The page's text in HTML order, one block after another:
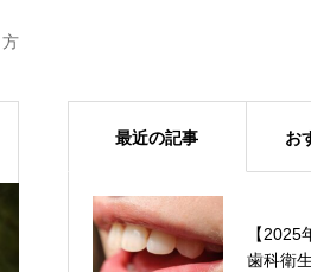
最近の記事 お
【2025
歯科衛
大井町
タクシ